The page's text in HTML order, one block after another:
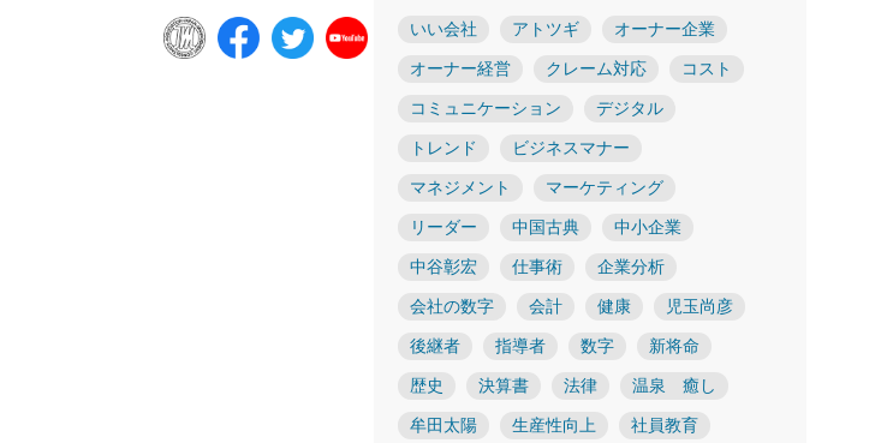
いい会社 アトツギ オーナー企業
オーナー経営 クレーム対応 コスト
コミュニケーション デジタル
トレンド ビジネスマナー
マネジメント マーケティング
リーダー 中国古典 中小企業
中谷彰宏 仕事術 企業分析
会社の数字 会計 健康 児玉尚彦
後継者 指導者 数字 新将命
歴史 決算書 法律 温泉 癒し
牟田太陽 生産性向上 社員教育